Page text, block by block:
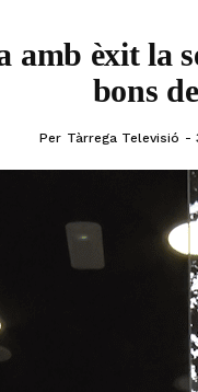
amb èxit la
bons
Per Tàrrega Televisió